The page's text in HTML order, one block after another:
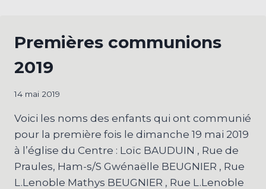
Premières communions
2019
14 mai 2019
Voici les noms des enfants qui ont communié
pour la première fois le dimanche 19 mai 2019
à l’église du Centre : Loïc BAUDUIN , Rue de
Praules, Ham-s/S Gwénaëlle BEUGNIER , Rue
L.Lenoble Mathys BEUGNIER , Rue L.Lenoble